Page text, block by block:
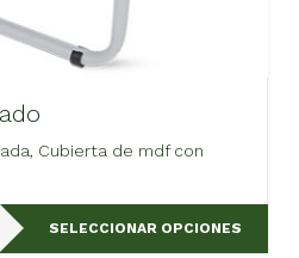
Cubierta de mdf con
SELECCIONAR OPCIONES
Este
producto